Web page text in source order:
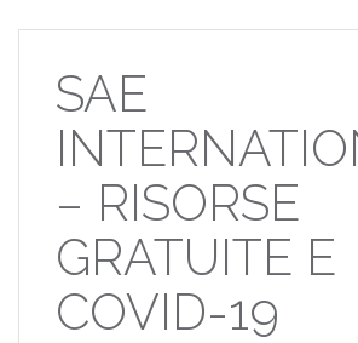
SAE
– RISORSE
GRATUITE E
COVID-19